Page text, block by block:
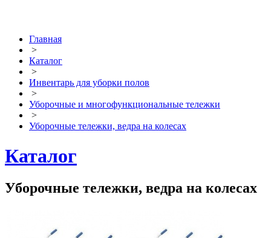
Главная
>
Каталог
>
Инвентарь для уборки полов
>
Уборочные и многофункциональные тележки
>
Уборочные тележки, ведра на колесах
Каталог
Уборочные тележки, ведра на колесах